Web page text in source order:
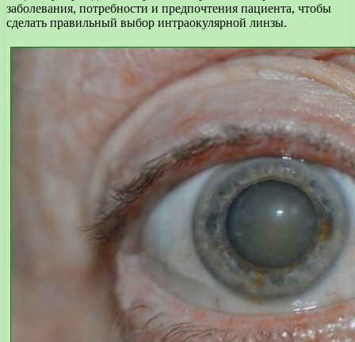
заболевания, потребности и предпочтения пациента, чтобы
сделать правильный выбор интраокулярной линзы.